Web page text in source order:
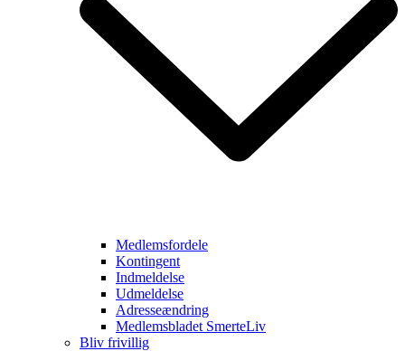
Medlemsfordele
Kontingent
Indmeldelse
Udmeldelse
Adresseændring
Medlemsbladet SmerteLiv
Bliv frivillig